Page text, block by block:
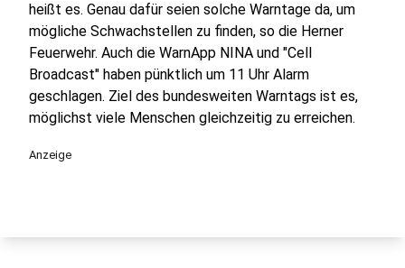
heißt es. Genau dafür seien solche Warntage da, um
mögliche Schwachstellen zu finden, so die Herner
Feuerwehr. Auch die WarnApp NINA und "Cell
Broadcast" haben pünktlich um 11 Uhr Alarm
geschlagen. Ziel des bundesweiten Warntags ist es,
möglichst viele Menschen gleichzeitig zu erreichen.
Anzeige